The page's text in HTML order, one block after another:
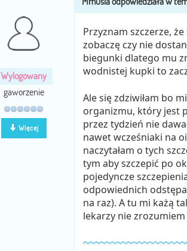
Wylogowany
gaworzenie
Więcej
Przyznam szczerze,
zobaczę czy nie
biegunki dlatego mu
wodnistej kupki to
Ale się zdziwiłam bo
organizmu, który jest
przez tydzień nie
nawet wcześniaki na
naczytałam o tych
tym aby szczepić po
pojedyncze
odpowiednich
na raz). A tu mi każą
lekarzy nie